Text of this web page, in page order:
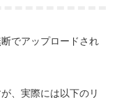
でアップロードされ
、実際には以下のリ